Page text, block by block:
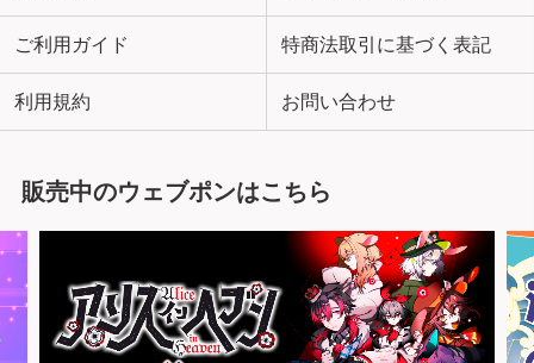
ご利用ガイド 特商法取引に基づく表記
利用規約 お問い合わせ
販売中のウェブポンはこちら